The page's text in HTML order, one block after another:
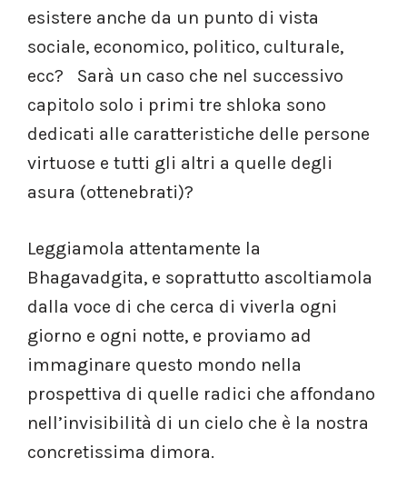
esistere anche da un punto di vista
sociale, economico, politico, culturale,
ecc? Sarà un caso che nel successivo
capitolo solo i primi tre shloka sono
dedicati alle caratteristiche delle persone
virtuose e tutti gli altri a quelle degli
asura (ottenebrati)?
Leggiamola attentamente la
Bhagavadgita, e soprattutto ascoltiamola
dalla voce di che cerca di viverla ogni
giorno e ogni notte, e proviamo ad
immaginare questo mondo nella
prospettiva di quelle radici che affondano
nell’invisibilità di un cielo che è la nostra
concretissima dimora.